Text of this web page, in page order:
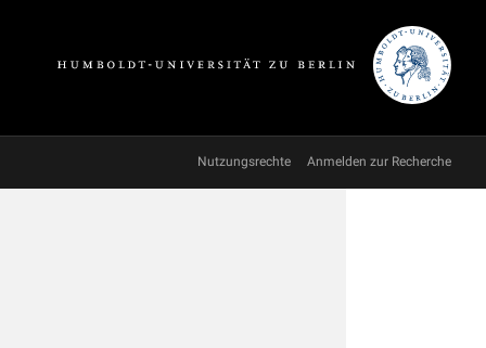
Nutzungsrechte Anmelden zur Recherche